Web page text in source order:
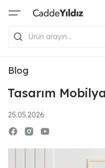
Blog
Tasarım
25.05.2026